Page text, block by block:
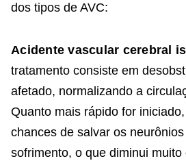
dos tipos de AVC:
Acidente vascular cerebral
tratamento consiste em
afetado, normalizando a
Quanto mais rápido for
chances de salvar os
sofrimento, o que diminui